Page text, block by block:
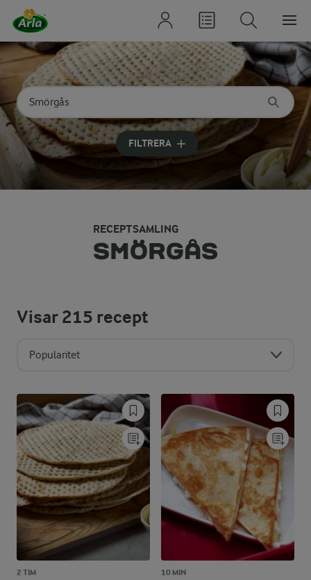
Sök på kategori eller ingrediens
Skriv in sökord för att få förslag
FILTRERA
RECEPTSAMLING
SMÖRGÅS
Visar215 recept
Popularitet
2 TIM 10 MIN